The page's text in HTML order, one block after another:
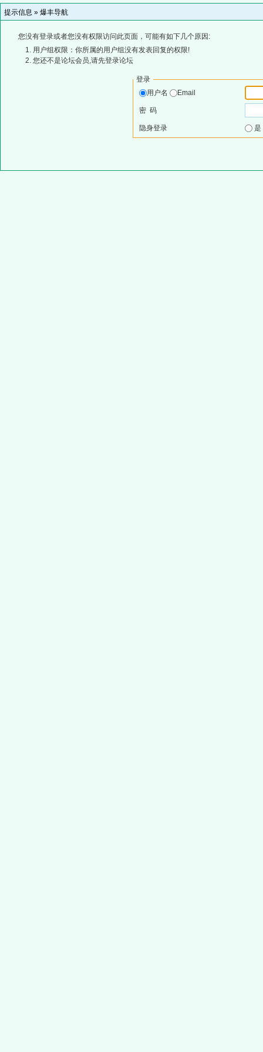
提示信息 » 爆丰导航
您没有登录或者您没有权限访问此页面，可能有如下几个原因:
用户组权限：你所属的用户组没有发表回复的权限!
您还不是论坛会员,请先登录论坛
登录
用户名
Email
密 码
隐身登录